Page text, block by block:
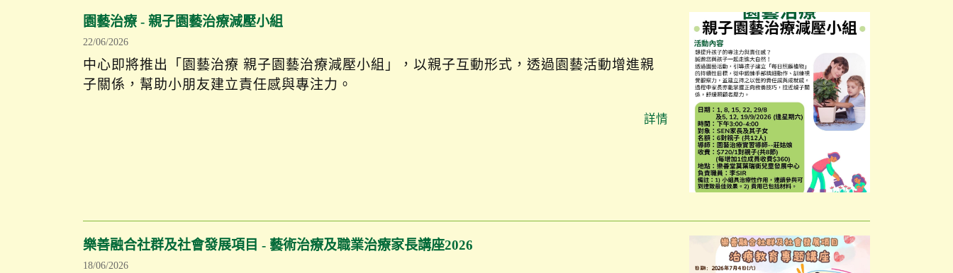
園藝治療 - 親子園藝治療減壓小組
22/06/2026
中心即將推出「園藝治療 親子園藝治療減壓小組」，以親子互動形式，透過園藝活動增進親
子關係，幫助小朋友建立責任感與專注力。
詳情
樂善融合社群及社會發展項目 - 藝術治療及職業治療家長講座2026
18/06/2026